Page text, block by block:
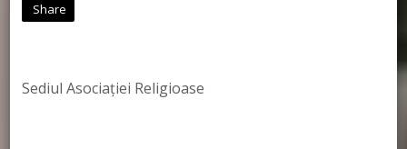
Share
Sediul Asociației Religioase